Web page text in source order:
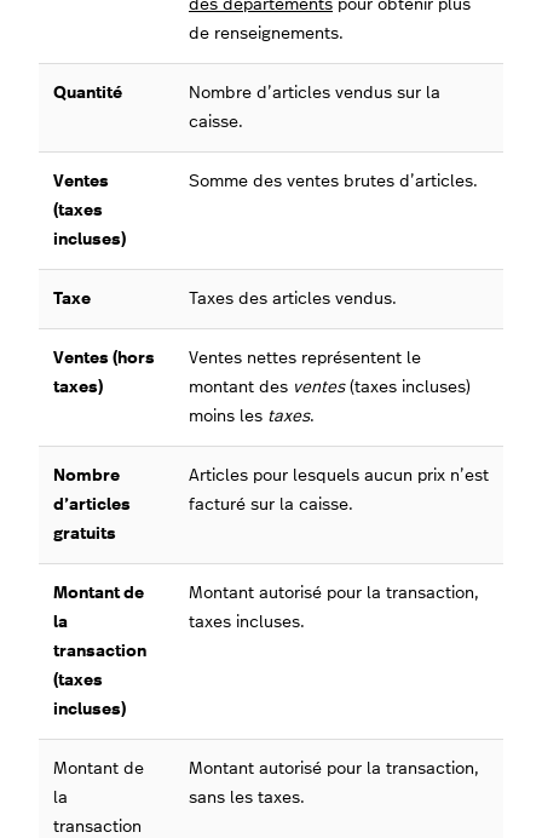
des départements pour obtenir plus
de renseignements.
Quantité
Nombre d’articles vendus sur la
caisse.
Ventes
(taxes
incluses)
Somme des ventes brutes d’articles.
Taxe Taxes des articles vendus.
Ventes (hors
taxes)
Ventes nettes représentent le
montant des ventes(taxes incluses)
moins les taxes.
Nombre
d’articles
gratuits
Articles pour lesquels aucun prix n’est
facturé sur la caisse.
Montant de
la
transaction
(taxes
incluses)
Montant autorisé pour la transaction,
taxes incluses.
Montant de
la
transaction
Montant autorisé pour la transaction,
sans les taxes.